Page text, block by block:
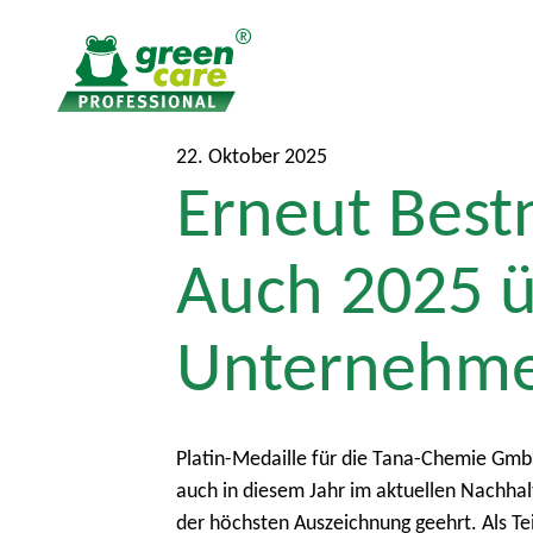
22. Oktober 2025
Erneut
Auch 2025
Platin-Medaille für die Tana-Chemie
auch in diesem Jahr im aktuellen
der höchsten Auszeichnung geehrt. Als